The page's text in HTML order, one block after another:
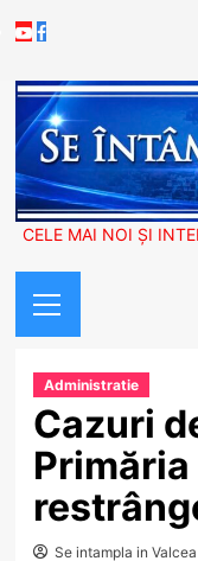
to
Youtube
Facebook
CELE MAI NOI ȘI
Menu
Administratie
Cazuri
Primăria
Se intampla in Valcea